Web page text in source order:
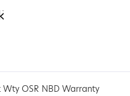
Wty OSR NBD Warranty